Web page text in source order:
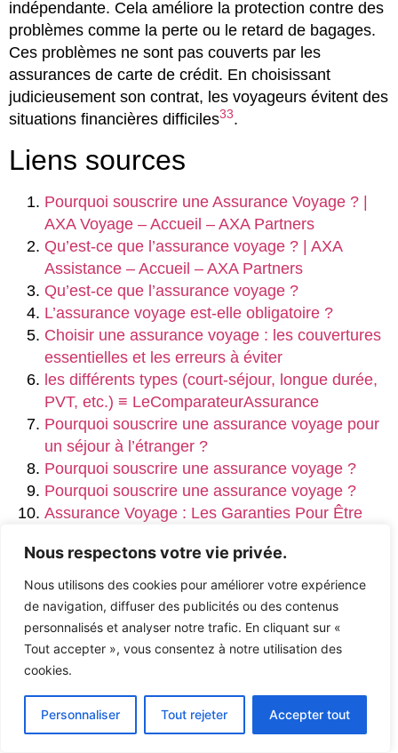
Nous respectons votre vie privée.
Nous utilisons des cookies pour améliorer votre expérience
de navigation, diffuser des publicités ou des contenus
personnalisés et analyser notre trafic. En cliquant sur «
Tout accepter », vous consentez à notre utilisation des
cookies.
Personnaliser Tout rejeter Accepter tout
indépendante. Cela améliore la protection contre des
problèmes comme la perte ou le retard de bagages.
Ces problèmes ne sont pas couverts par les
assurances de carte de crédit. En choisissant
judicieusement son contrat, les voyageurs évitent des
situations financières difficiles33.
Liens sources
Pourquoi souscrire une Assurance Voyage ? |
AXA Voyage – Accueil – AXA Partners
Qu’est-ce que l’assurance voyage ? | AXA
Assistance – Accueil – AXA Partners
Qu’est-ce que l’assurance voyage ?
L’assurance voyage est-elle obligatoire ?
Choisir une assurance voyage : les couvertures
essentielles et les erreurs à éviter
les différents types (court-séjour, longue durée,
PVT, etc.) ≡ LeComparateurAssurance
Pourquoi souscrire une assurance voyage pour
un séjour à l’étranger ?
Pourquoi souscrire une assurance voyage ?
Pourquoi souscrire une assurance voyage ?
Assurance Voyage : Les Garanties Pour Être
Que couvre mon assurance voyage ?
Quelles sont les limites et exclusions d’une
assurance voyage?
Comprendre les exclusions des assurances
voyage essentielles
L’assurance voyage – La finance pour tous
Comparatif Assurance Voyage | Choisir la
meilleure assurance voyage – Accueil – AXA
Partners